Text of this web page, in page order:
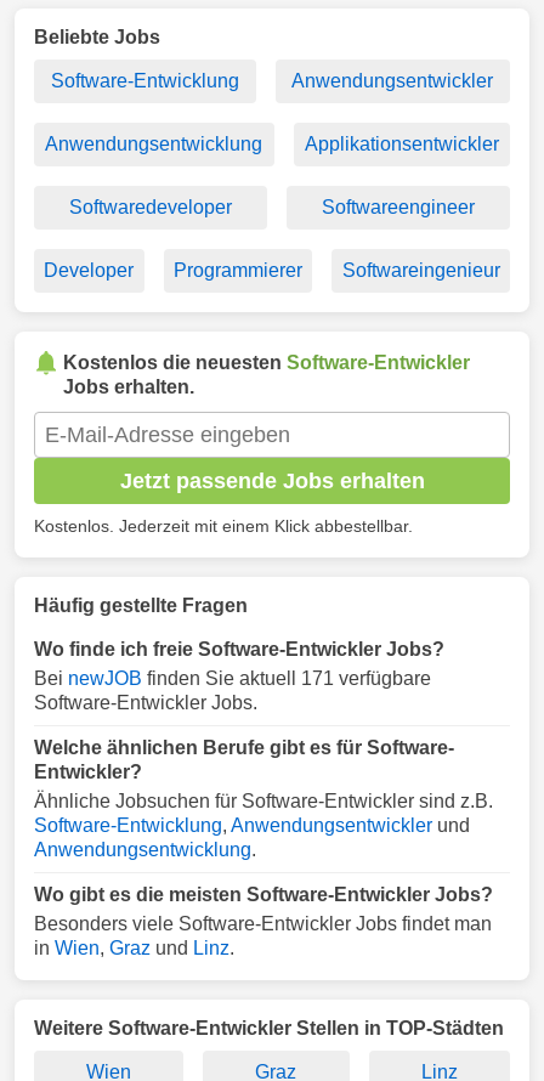
Beliebte Jobs
Software-Entwicklung Anwendungsentwickler
Anwendungsentwicklung Applikationsentwickler
Softwaredeveloper Softwareengineer
Developer Programmierer Softwareingenieur
Kostenlos die neuesten Software-Entwickler
Jobs erhalten.
Jetzt passende Jobs erhalten
Kostenlos. Jederzeit mit einem Klick abbestellbar.
Häufig gestellte Fragen
Wo finde ich freie Software-Entwickler Jobs?
Bei newJOB finden Sie aktuell 171 verfügbare
Software-Entwickler Jobs.
Welche ähnlichen Berufe gibt es für Software-
Entwickler?
Ähnliche Jobsuchen für Software-Entwickler sind z.B.
Software-Entwicklung, Anwendungsentwickler und
Anwendungsentwicklung.
Wo gibt es die meisten Software-Entwickler Jobs?
Besonders viele Software-Entwickler Jobs findet man
in Wien, Graz und Linz.
Weitere Software-Entwickler Stellen in TOP-Städten
Wien Graz Linz